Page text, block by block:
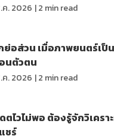
. 2026 |2 min read
ย่อส่วน เมื่อภาพยนตร์เป็
นตัวตน
. 2026 |2 min read
ตไวไม่พอ ต้องรู้จักวิเครา
ชร์